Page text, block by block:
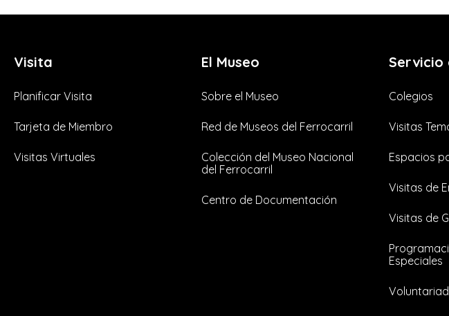
Visita
Planificar Visita
Tarjeta de Miembro
Visitas Virtuales
El Museo
Sobre el Museo
Red de Museos del Ferrocarril
Colección del Museo Nacional
del Ferrocarril
Centro de Documentación
Servicio
Colegios
Visitas
Espacios
Visitas de
Visitas de
Especiales